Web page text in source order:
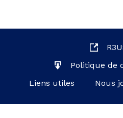
Politique de
Liens utiles
Nous